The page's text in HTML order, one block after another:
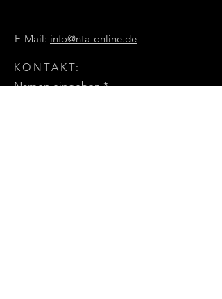
E-Mail: info@nta-online.de
KONTAKT:
Namen eingeben